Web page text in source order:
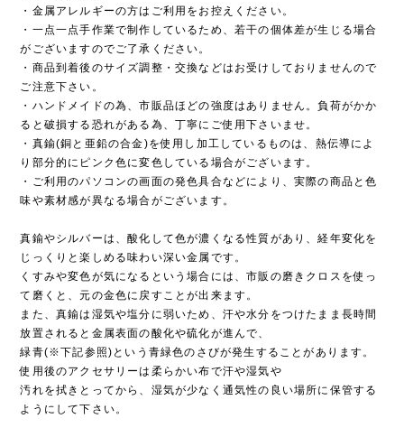
・金属アレルギーの方はご利用をお控えください。
・一点一点手作業で制作しているため、若干の個体差が生じる場合
がございますのでご了承ください。
・商品到着後のサイズ調整・交換などはお受けしておりませんので
ご注意下さい。
・ハンドメイドの為、市販品ほどの強度はありません。負荷がかか
ると破損する恐れがある為、丁寧にご使用下さいませ。
・真鍮(銅と亜鉛の合金)を使用し加工しているものは、熱伝導によ
り部分的にピンク色に変色している場合がございます。
・ご利用のパソコンの画面の発色具合などにより、実際の商品と色
味や素材感が異なる場合がございます。
真鍮やシルバーは、酸化して色が濃くなる性質があり、経年変化を
じっくりと楽しめる味わい深い金属です。
くすみや変色が気になるという場合には、市販の磨きクロスを使っ
て磨くと、元の金色に戻すことが出来ます。
また、真鍮は湿気や塩分に弱いため、汗や水分をつけたまま長時間
放置されると金属表面の酸化や硫化が進んで、
緑青(※下記参照)という青緑色のさびが発生することがあります。
使用後のアクセサリーは柔らかい布で汗や湿気や
汚れを拭きとってから、湿気が少なく通気性の良い場所に保管する
ようにして下さい。